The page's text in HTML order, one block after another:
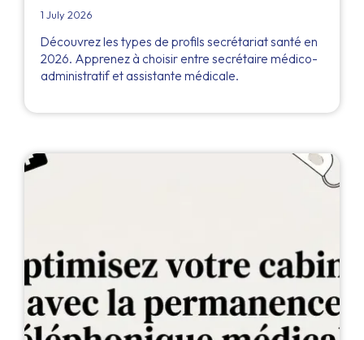
1 July 2026
Découvrez les types de profils secrétariat santé en
2026. Apprenez à choisir entre secrétaire médico-
administratif et assistante médicale.